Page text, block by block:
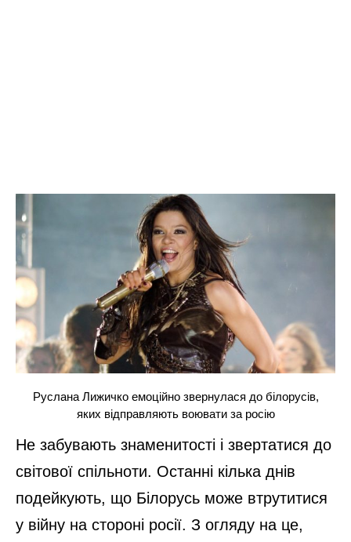
Руслана Лижичко емоційно звернулася до білорусів,
яких відправляють воювати за росію
Не забувають знаменитості і звертатися до
світової спільноти. Останні кілька днів
подейкують, що Білорусь може втрутитися
у війну на стороні росії. З огляду на це,